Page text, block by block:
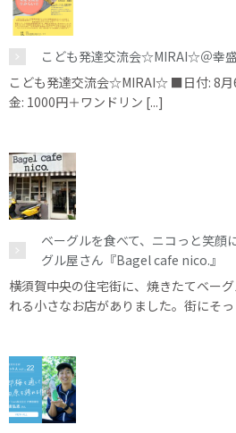
こども発達交流会☆MIRAI☆＠幸
こども発達交流会☆MIRAI☆ ■日付: 8
金: 1000円＋ワンドリン [...]
ベーグルを食べて、ニコっと笑顔
グル屋さん『Bagel cafe nico.』
横須賀中央の住宅街に、焼きたてベー
れる小さなお店がありました。街にそ